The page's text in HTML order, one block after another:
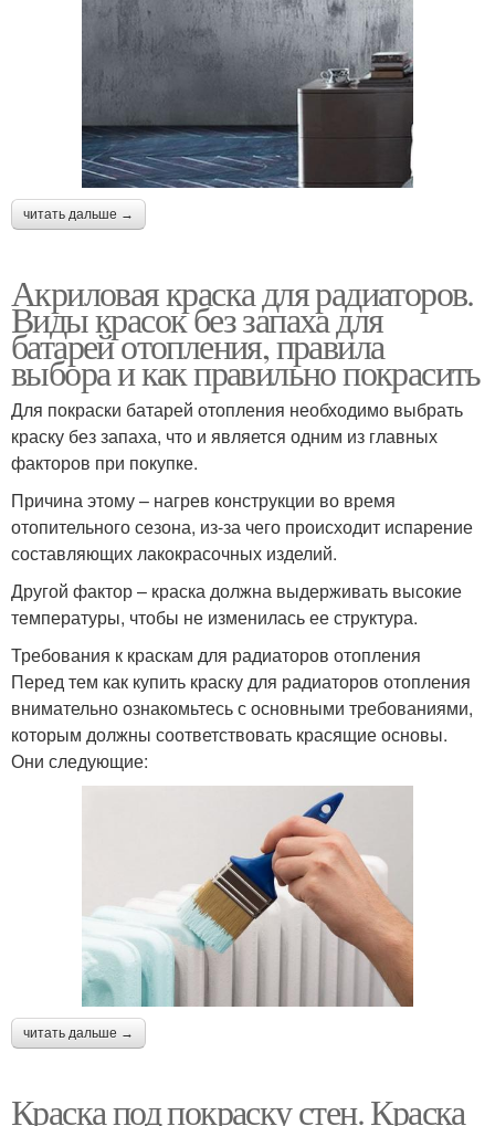
читать дальше →
Акриловая краска для радиаторов.
Виды красок без запаха для
батарей отопления, правила
выбора и как правильно покрасить
Для покраски батарей отопления необходимо выбрать
краску без запаха, что и является одним из главных
факторов при покупке.
Причина этому – нагрев конструкции во время
отопительного сезона, из-за чего происходит испарение
составляющих лакокрасочных изделий.
Другой фактор – краска должна выдерживать высокие
температуры, чтобы не изменилась ее структура.
Требования к краскам для радиаторов отопления
Перед тем как купить краску для радиаторов отопления
внимательно ознакомьтесь с основными требованиями,
которым должны соответствовать красящие основы.
Они следующие:
читать дальше →
Краска под покраску стен. Краска